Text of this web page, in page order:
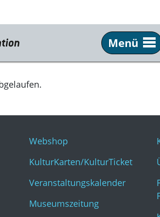
Menü
Service
Webshop
KulturKarten/KulturTicket
Veranstaltungskalender
Museumszeitung